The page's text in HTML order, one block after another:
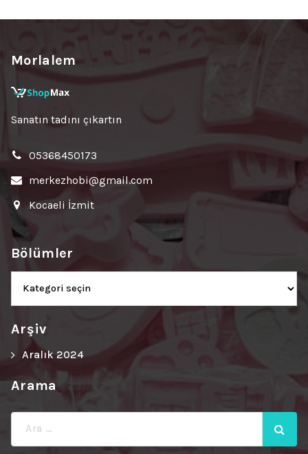
Morlalem
Sanatın tadını çıkartın
05368450173
merkezhobi@gmail.com
Kocaeli İzmit
Bölümler
Bölümler
Arşiv
Aralık 2024
Arama
Ara: